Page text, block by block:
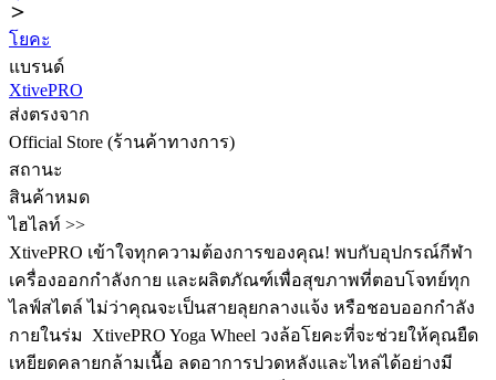
โยคะ
แบรนด์
XtivePRO
ส่งตรงจาก
Official Store (ร้านค้าทางการ)
สถานะ
สินค้าหมด
ไฮไลท์ >>
XtivePRO เข้าใจทุกความต้องการของคุณ! พบกับอุปกรณ์กีฬา
เครื่องออกกำลังกาย และผลิตภัณฑ์เพื่อสุขภาพที่ตอบโจทย์ทุก
ไลฟ์สไตล์ ไม่ว่าคุณจะเป็นสายลุยกลางแจ้ง หรือชอบออกกำลัง
กายในร่ม ️ XtivePRO Yoga Wheel วงล้อโยคะที่จะช่วยให้คุณยืด
เหยียดคลายกล้ามเนื้อ ลดอาการปวดหลังและไหล่ได้อย่างมี